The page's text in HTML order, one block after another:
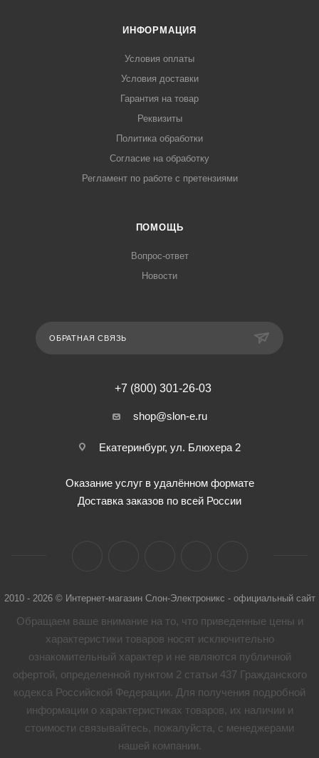
ИНФОРМАЦИЯ
Условия оплаты
Условия доставки
Гарантия на товар
Реквизиты
Политика обработки
Согласие на обработку
Регламент по работе с претензиями
ПОМОЩЬ
Вопрос-ответ
Новости
ОБРАТНАЯ СВЯЗЬ
+7 (800) 301-26-03
shop@slon-e.ru
Екатеринбург, ул. Блюхера 2
Оказание услуг в удалённом формате
Доставка заказов по всей России
2010 - 2026 © Интернет-магазин Слон-Электроникс - официальный сайт
Обращаем ваше внимание на то, что приведенные цены и
характеристики товaров носят исключительно
ознакомительный характер и не являются публичной
офертой, определенной пунктом 2 статьи 437 Гражданского
кодекса Российской Федерации. Для получения подробной
информации о характеристиках товaров, их наличии и
стоимости связывайтесь, пожалуйста, с менеджерами
нашей компании.